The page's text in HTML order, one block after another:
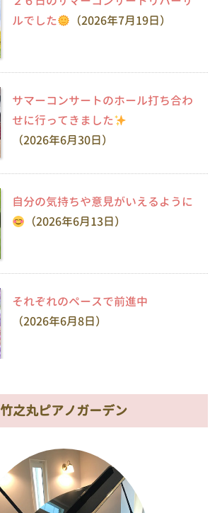
ルでした
（2026年7月19日）
サマーコンサートのホール打ち合わ
せに行ってきました
（2026年6月30日）
自分の気持ちや意見がいえるように
（2026年6月13日）
それぞれのペースで前進中
（2026年6月8日）
竹之丸ピアノガーデン